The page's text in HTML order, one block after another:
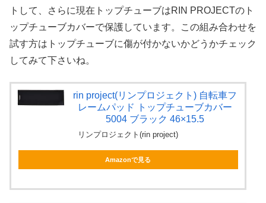
トして、さらに現在トップチューブはRIN PROJECTのト
ップチューブカバーで保護しています。この組み合わせを
試す方はトップチューブに傷が付かないかどうかチェック
してみて下さいね。
rin project(リンプロジェクト) 自転車フ
レームパッド トップチューブカバー
5004 ブラック 46×15.5
リンプロジェクト(rin project)
Amazonで見る